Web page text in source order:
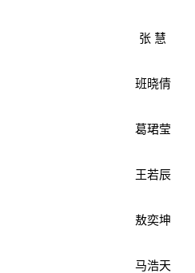
张 慧
班晓倩
葛珺莹
王若辰
敖奕坤
马浩天